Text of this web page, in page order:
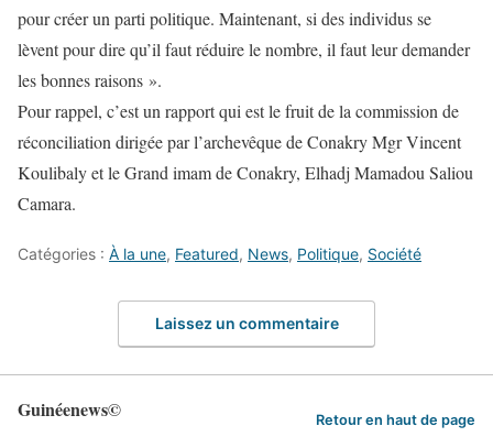
pour créer un parti politique. Maintenant, si des individus se
lèvent pour dire qu’il faut réduire le nombre, il faut leur demander
les bonnes raisons ».
Pour rappel, c’est un rapport qui est le fruit de la commission de
réconciliation dirigée par l’archevêque de Conakry Mgr Vincent
Koulibaly et le Grand imam de Conakry, Elhadj Mamadou Saliou
Camara.
Catégories : À la une, Featured, News, Politique, Société
Laissez un commentaire
Guinéenews© Retour en haut de page